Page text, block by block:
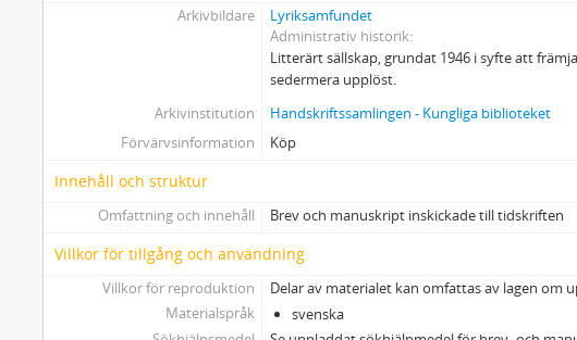
Arkivbildare
Lyriksamfundet
Administrativ historik
Litterärt sällskap, grundat 1946 i syfte att
sedermera upplöst.
Arkivinstitution
Handskriftssamlingen - Kungliga biblioteket
Förvärvsinformation
Köp
Innehåll och struktur
Omfattning och innehåll Brev och manuskript inskickade till tidskriften
Villkor för tillgång och användning
Villkor för reproduktion
Delar av materialet kan omfattas av lagen om
Materialspråk
svenska